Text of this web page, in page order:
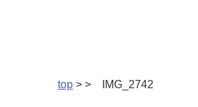
top > > IMG_2742